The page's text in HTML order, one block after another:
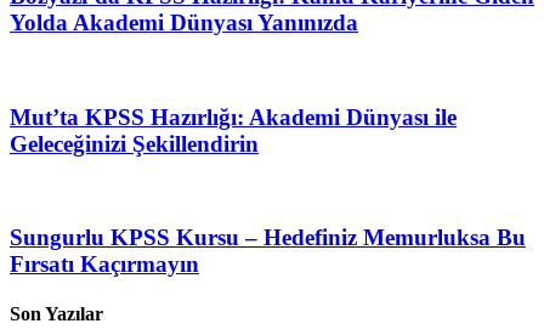
Yolda Akademi Dünyası Yanınızda
Mut’ta KPSS Hazırlığı: Akademi Dünyası ile
Geleceğinizi Şekillendirin
Sungurlu KPSS Kursu – Hedefiniz Memurluksa Bu
Fırsatı Kaçırmayın
Son Yazılar